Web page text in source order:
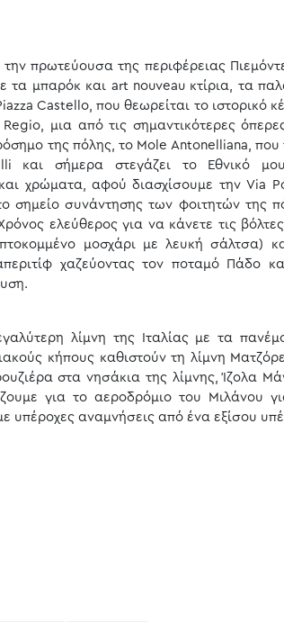
πρωτεύουσα της περιφέρειας
μπαρόκ και art nouveau κτίρια, τα
Castello, που θεωρείται το ιστορικό
μια από τις σημαντικότερες
της πόλης, το Mole Antonelliana, που
και σήμερα στεγάζει το Εθνικό
χρώματα, αφού διασχίσουμε την Via
σημείο συνάντησης των φοιτητών της
ελεύθερος για να κάνετε τις
μοσχάρι με λευκή σάλτσα)
χαζεύοντας τον ποταμό Πάδο
λίμνη της Ιταλίας με τα
κήπους καθιστούν τη λίμνη
στα νησάκια της λίμνης, Ίζολα
για το αεροδρόμιο του Μιλάνου
υπέροχες αναμνήσεις από ένα εξίσου